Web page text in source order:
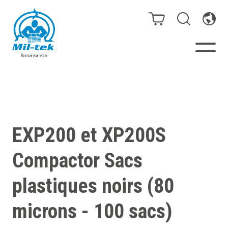
Webshop
Secteurs
Matériaux
Cas clients
EXP200 et XP200S
Compactor Sacs
plastiques noirs (80
microns - 100 sacs)